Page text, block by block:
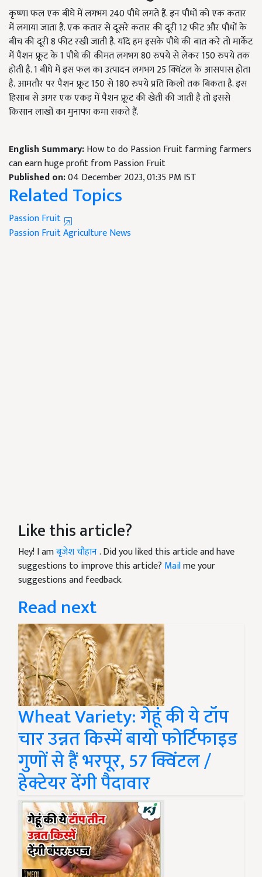
कृष्णा फल एक बीघे में लगभग 240 पौधे लगते हैं. इन पौधों को एक कतार
में लगाया जाता है. एक कतार से दूसरे कतार की दूरी 12 फीट और पौधों के
बीच की दूरी 8 फीट रखी जाती है. यदि हम इसके पौधे की बात करे तो मार्केट
में पैशन फ्रूट के 1 पौधे की कीमत लगभग 80 रुपये से लेकर 150 रुपये तक
होती है. 1 बीघे में इस फल का उत्पादन लगभग 25 क्विंटल के आसपास होता
है. आमतौर पर पैशन फ्रूट 150 से 180 रुपये प्रति किलो तक बिकता है. इस
हिसाब से अगर एक एकड़ में पैशन फ्रूट की खेती की जाती है तो इससे
किसान लाखों का मुनाफा कमा सकते हैं.
English Summary:How to do Passion Fruit farming farmers
can earn huge profit from Passion Fruit
Published on:04 December 2023, 01:35 PM IST
Related Topics
Passion Fruit
Passion FruitAgriculture News
Like this article?
Hey! I amबृजेश चौहान. Did you liked this article and have
suggestions to improve this article? Mailme your
suggestions and feedback.
Read next
Wheat Variety: गेहूं की ये टॉप
चार उन्नत किस्में बायो फोर्टिफाइड
गुणों से हैं भरपूर, 57 क्विंटल /
हेक्टेयर देंगी पैदावार